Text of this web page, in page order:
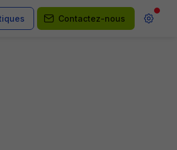
Contactez-nous